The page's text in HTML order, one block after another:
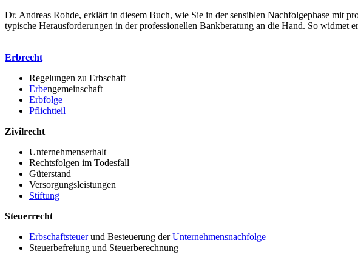
Dr. Andreas Rohde, erklärt in diesem Buch, wie Sie in der sensiblen Nachfolgephase mit
typische Herausforderungen in der professionellen Bankberatung an die Hand. So widmet
Erbrecht
Regelungen zu Erbschaft
Erbengemeinschaft
Erbfolge
Pflichtteil
Zivilrecht
Unternehmenserhalt
Rechtsfolgen im Todesfall
Güterstand
Versorgungsleistungen
Stiftung
Steuerrecht
Erbschaftsteuerund Besteuerung derUnternehmensnachfolge
Steuerbefreiung und Steuerberechnung